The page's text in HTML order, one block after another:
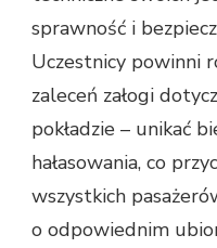
sprawność i
Uczestnicy powinni
zaleceń załogi
pokładzie – unikać
hałasowania, co
wszystkich
o odpowiednim